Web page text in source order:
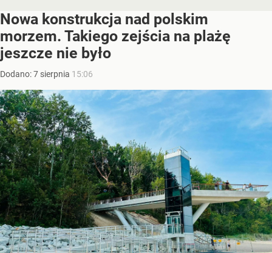
Nowa konstrukcja nad polskim
morzem. Takiego zejścia na plażę
jeszcze nie było
Dodano:7 sierpnia 15:06